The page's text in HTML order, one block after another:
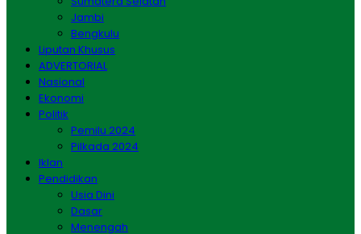
Jambi
Bengkulu
Liputan Khusus
ADVERTORIAL
Nasional
Ekonomi
Politik
Pemilu 2024
Pilkada 2024
Iklan
Pendidikan
Usia Dini
Dasar
Menengah